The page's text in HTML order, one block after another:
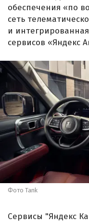
обеспечения «по
сеть
и
сервисов «Яндекс
Фото Tank
Сервисы "Яндекс